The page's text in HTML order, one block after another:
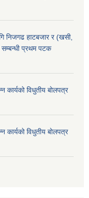
निजगढ हाटबजार र (खसी,
सम्बन्धी प्रथम पटक
विधुतीय बोलपत्र
विधुतीय बोलपत्र